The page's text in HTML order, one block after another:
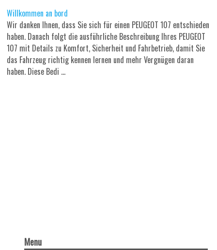
Willkommen an bord
Wir danken Ihnen, dass Sie sich für einen PEUGEOT 107 entschieden
haben. Danach folgt die ausführliche Beschreibung Ihres PEUGEOT
107 mit Details zu Komfort, Sicherheit und Fahrbetrieb, damit Sie
das Fahrzeug richtig kennen lernen und mehr Vergnügen daran
haben. Diese Bedi ...
Menu